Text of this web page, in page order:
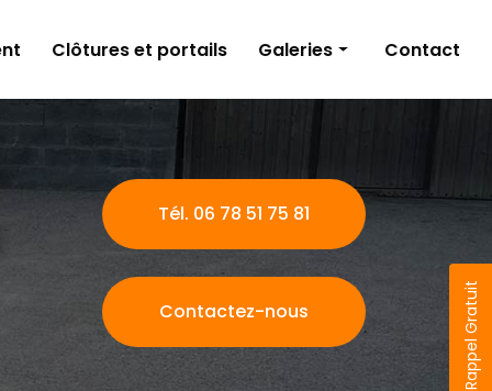
Rappel Gratuit
Clôtures et portails Galeries
Clôtures et portails
Contact
Tél. 06 78 51 75 81
Contactez-nous